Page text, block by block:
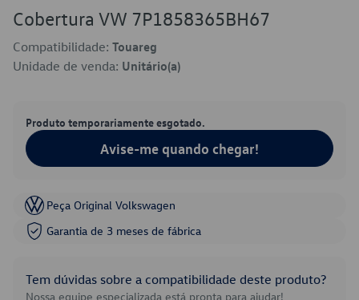
Cobertura VW 7P1858365BH67
Compatibilidade: Touareg
Unidade de venda: Unitário(a)
Produto temporariamente esgotado.
Avise-me quando chegar!
Peça Original Volkswagen
Garantia de 3 meses de fábrica
Tem dúvidas sobre a compatibilidade deste produto?
Nossa equipe especializada está pronta para ajudar!